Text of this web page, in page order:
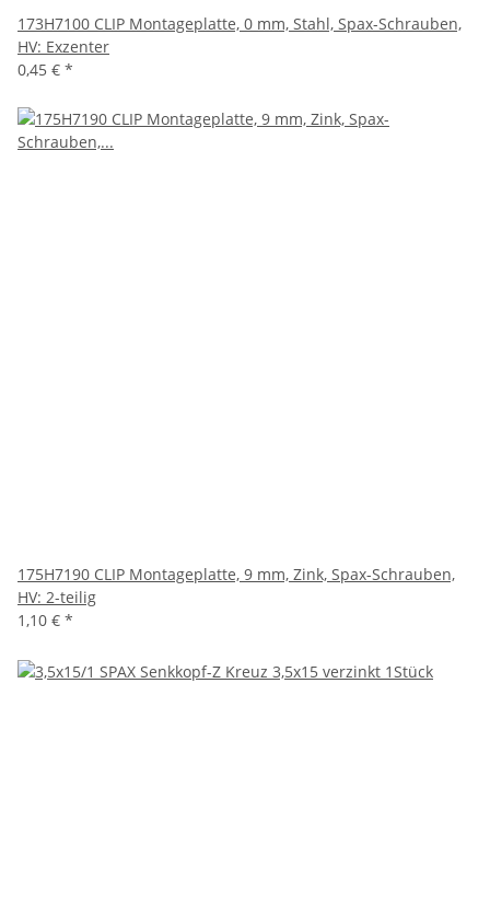
173H7100 CLIP Montageplatte, 0 mm, Stahl, Spax-Schrauben,
HV: Exzenter
0,45 € *
175H7190 CLIP Montageplatte, 9 mm, Zink, Spax-Schrauben,
HV: 2-teilig
1,10 € *